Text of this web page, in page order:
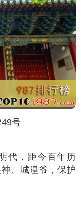
号
代，距今百年历
、城隍爷，保护